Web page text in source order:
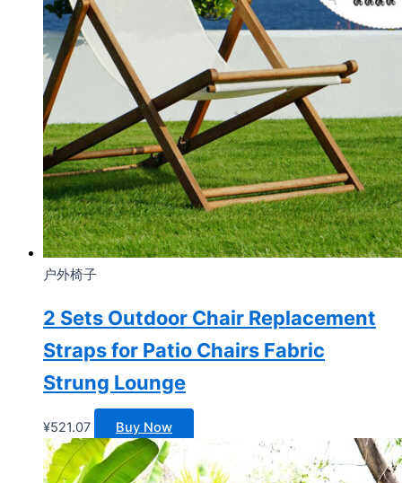
户外椅子
2 Sets Outdoor Chair Replacement
Straps for Patio Chairs Fabric
Strung Lounge
¥521.07 Buy Now